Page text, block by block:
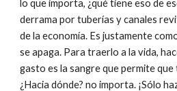
lo que importa, ¿qué tiene eso de
derrama por tuberías y canales
de la economía. Es justamente
se apaga. Para traerlo a la vida,
gasto es la sangre que permite
¿Hacia dónde? no importa. ¡Sólo